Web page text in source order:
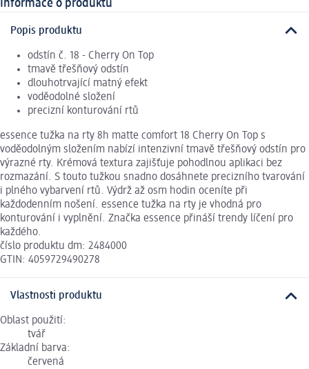
Informace o produktu
Popis produktu
odstín č. 18 - Cherry On Top
tmavě třešňový odstín
dlouhotrvající matný efekt
voděodolné složení
precizní konturování rtů
essence tužka na rty 8h matte comfort 18 Cherry On Top s
voděodolným složením nabízí intenzivní tmavě třešňový odstín pro
výrazné rty. Krémová textura zajišťuje pohodlnou aplikaci bez
rozmazání. S touto tužkou snadno dosáhnete precizního tvarování
i plného vybarvení rtů. Výdrž až osm hodin oceníte při
každodenním nošení. essence tužka na rty je vhodná pro
konturování i vyplnění. Značka essence přináší trendy líčení pro
každého.
číslo produktu dm: 2484000
GTIN: 4059729490278
Vlastnosti produktu
Oblast použití:
tvář
Základní barva:
červená